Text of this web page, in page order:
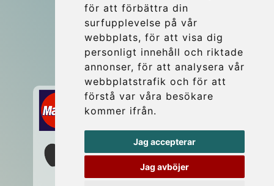
för att förbättra din
surfupplevelse på vår
webbplats, för att visa dig
personligt innehåll och riktade
annonser, för att analysera vår
webbplatstrafik och för att
förstå var våra besökare
kommer ifrån.
Jag accepterar
Jag avböjer
Contact
info@wientransfer.com
Secure Payment with STRIPE